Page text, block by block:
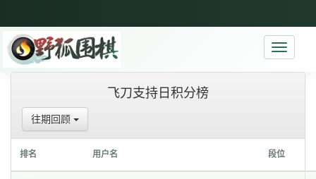
Toggle
飞刀支持日积分榜
往期回顾
排名 用户名 段位